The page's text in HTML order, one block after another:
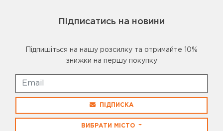
Підписатись на новини
Підпишіться на нашу розсилку та отримайте 10%
знижки на першу покупку
ПІДПИСКА
ВИБРАТИ МІСТО